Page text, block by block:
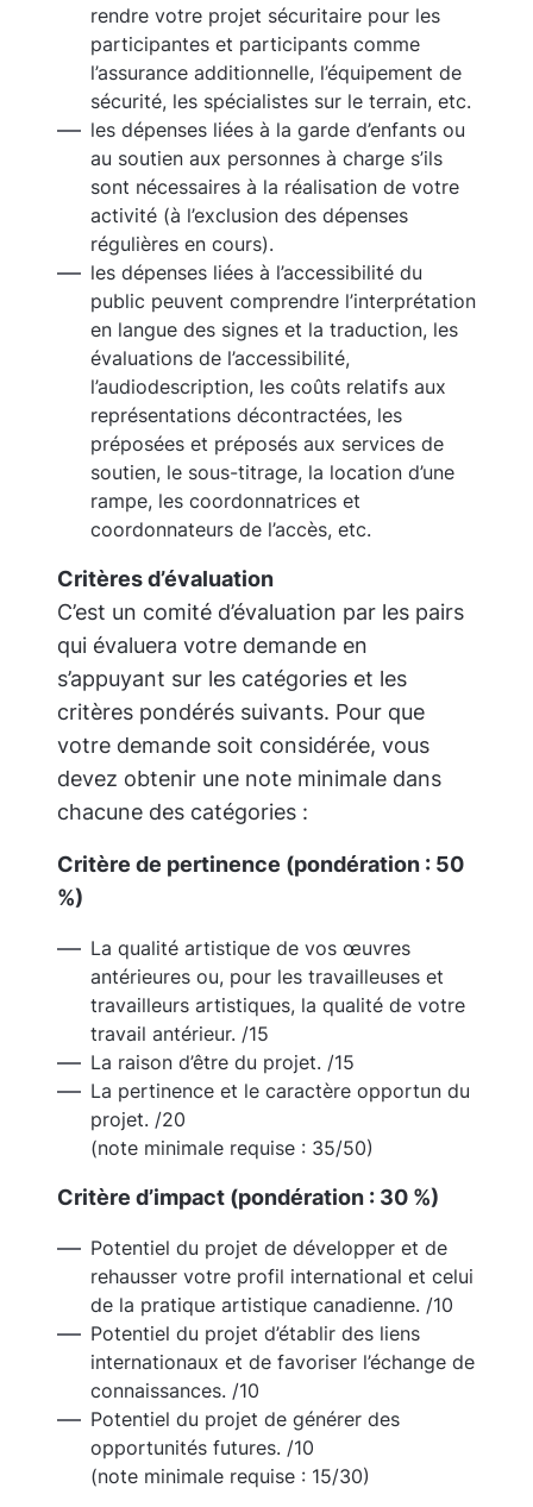
rendre votre projet sécuritaire pour les
participantes et participants comme
l’assurance additionnelle, l’équipement de
sécurité, les spécialistes sur le terrain, etc.
les dépenses liées à la garde d’enfants ou
au soutien aux personnes à charge s’ils
sont nécessaires à la réalisation de votre
activité (à l’exclusion des dépenses
régulières en cours).
les dépenses liées à l’accessibilité du
public peuvent comprendre l’interprétation
en langue des signes et la traduction, les
évaluations de l’accessibilité,
l’audiodescription, les coûts relatifs aux
représentations décontractées, les
préposées et préposés aux services de
soutien, le sous-titrage, la location d’une
rampe, les coordonnatrices et
coordonnateurs de l’accès, etc.
Critères d’évaluation
C’est un comité d’évaluation par les pairs
qui évaluera votre demande en
s’appuyant sur les catégories et les
critères pondérés suivants. Pour que
votre demande soit considérée, vous
devez obtenir une note minimale dans
chacune des catégories :
Critère de pertinence (pondération : 50
%)
La qualité artistique de vos œuvres
antérieures ou, pour les travailleuses et
travailleurs artistiques, la qualité de votre
travail antérieur. /15
La raison d’être du projet. /15
La pertinence et le caractère opportun du
projet. /20
(note minimale requise : 35/50)
Critère d’impact (pondération : 30 %)
Potentiel du projet de développer et de
rehausser votre profil international et celui
de la pratique artistique canadienne. /10
Potentiel du projet d’établir des liens
internationaux et de favoriser l’échange de
connaissances. /10
Potentiel du projet de générer des
opportunités futures. /10
(note minimale requise : 15/30)